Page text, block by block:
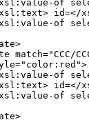
of
id=</
of
match="CCC/
of
id=</
of